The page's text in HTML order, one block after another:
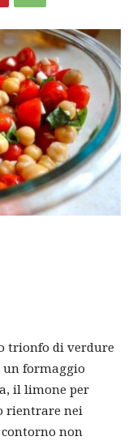
trionfo di verdure
un formaggio
il limone per
rientrare nei
non